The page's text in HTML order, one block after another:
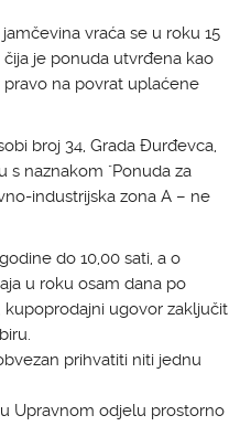
vraća se u roku 15
je ponuda utvrđena kao
na povrat uplaćene
broj 34, Grada Đurđevca,
s naznakom "Ponuda za
industrijska zona A – ne
do 10,00 sati, a o
u roku osam dana po
ugovor zaključit
prihvatiti niti jednu
Upravnom odjelu prostorno